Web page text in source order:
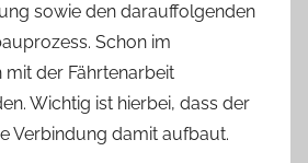
sowie den darauffolgenden
Schon im
der Fährtenarbeit
Wichtig ist hierbei, dass der
Verbindung damit aufbaut.